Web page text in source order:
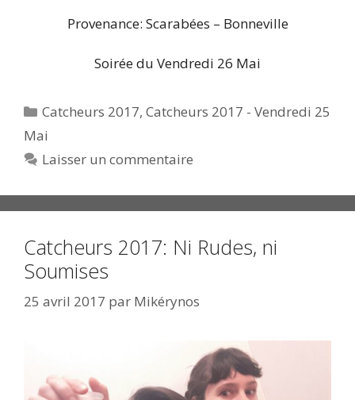
Provenance: Scarabées – Bonneville
Soirée du Vendredi 26 Mai
Catégories
Catcheurs 2017,Catcheurs 2017 - Vendredi 25
Mai
Laisser un commentaire
Catcheurs 2017: Ni Rudes, ni
Soumises
25 avril 2017 par Mikérynos